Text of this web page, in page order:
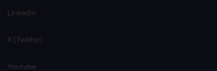
Linkedin
X (Twitter)
Youtube